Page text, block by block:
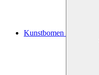
Kunstbomen